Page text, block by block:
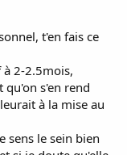
t'en fais ce
à 2-2.5mois,
qu'on s'en rend
à la mise au
sens le sein bien